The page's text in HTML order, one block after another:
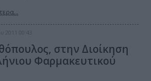
2011 00:43
στην Διοίκηση
Φαρμακευτικού